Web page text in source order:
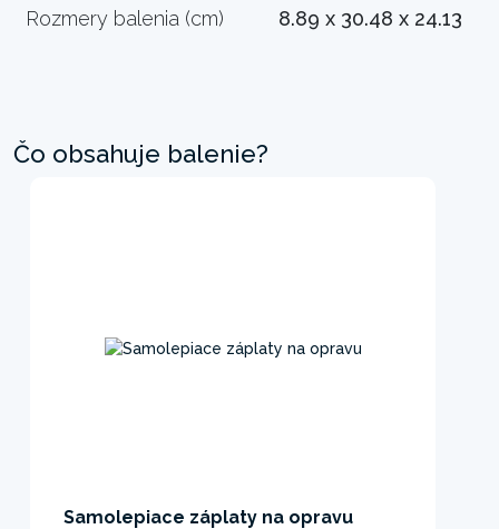
Rozmery balenia (cm) 8.89 x 30.48 x 24.13
Čo obsahuje balenie?
Samolepiace záplaty na opravu